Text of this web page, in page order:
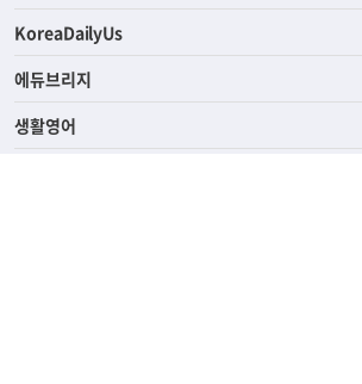
KoreaDailyUs
에듀브리지
생활영어